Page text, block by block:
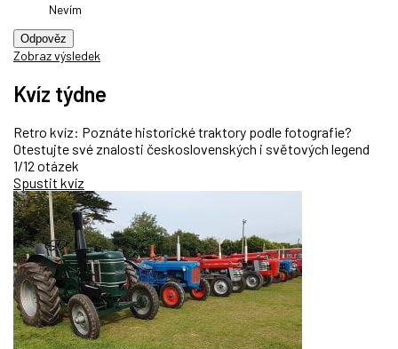
Nevím
Odpověz
Zobraz výsledek
Kvíz týdne
Retro kvíz: Poznáte historické traktory podle fotografie?
Otestujte své znalosti československých i světových legend
1/12 otázek
Spustit kvíz